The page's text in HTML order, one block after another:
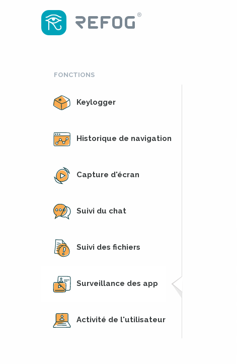
FONCTIONS
Keylogger
Historique de navigation
Capture d'écran
Suivi du chat
Suivi des fichiers
Surveillance des app
Activité de l'utilisateur